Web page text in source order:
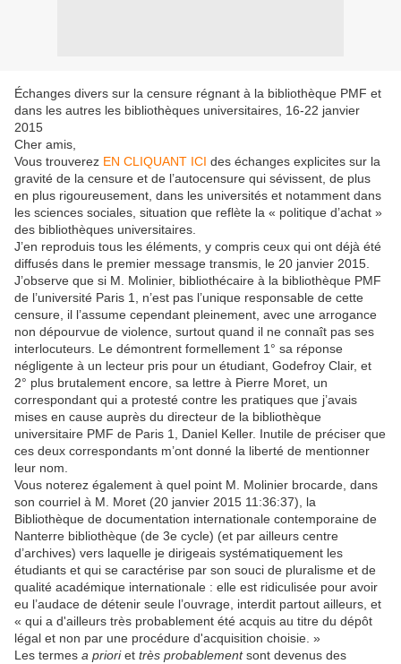
Échanges divers sur la censure régnant à la bibliothèque PMF et
dans les autres les bibliothèques universitaires, 16-22 janvier
2015
Cher amis,
Vous trouverez EN CLIQUANT ICI des échanges explicites sur la
gravité de la censure et de l’autocensure qui sévissent, de plus
en plus rigoureusement, dans les universités et notamment dans
les sciences sociales, situation que reflète la « politique d’achat »
des bibliothèques universitaires.
J’en reproduis tous les éléments, y compris ceux qui ont déjà été
diffusés dans le premier message transmis, le 20 janvier 2015.
J’observe que si M. Molinier, bibliothécaire à la bibliothèque PMF
de l’université Paris 1, n’est pas l’unique responsable de cette
censure, il l’assume cependant pleinement, avec une arrogance
non dépourvue de violence, surtout quand il ne connaît pas ses
interlocuteurs. Le démontrent formellement 1° sa réponse
négligente à un lecteur pris pour un étudiant, Godefroy Clair, et
2° plus brutalement encore, sa lettre à Pierre Moret, un
correspondant qui a protesté contre les pratiques que j’avais
mises en cause auprès du directeur de la bibliothèque
universitaire PMF de Paris 1, Daniel Keller. Inutile de préciser que
ces deux correspondants m’ont donné la liberté de mentionner
leur nom.
Vous noterez également à quel point M. Molinier brocarde, dans
son courriel à M. Moret (20 janvier 2015 11:36:37), la
Bibliothèque de documentation internationale contemporaine de
Nanterre bibliothèque (de 3e cycle) (et par ailleurs centre
d’archives) vers laquelle je dirigeais systématiquement les
étudiants et qui se caractérise par son souci de pluralisme et de
qualité académique internationale : elle est ridiculisée pour avoir
eu l’audace de détenir seule l’ouvrage, interdit partout ailleurs, et
« qui a d'ailleurs très probablement été acquis au titre du dépôt
légal et non par une procédure d'acquisition choisie. »
Les termes a prioriet très probablementsont devenus des